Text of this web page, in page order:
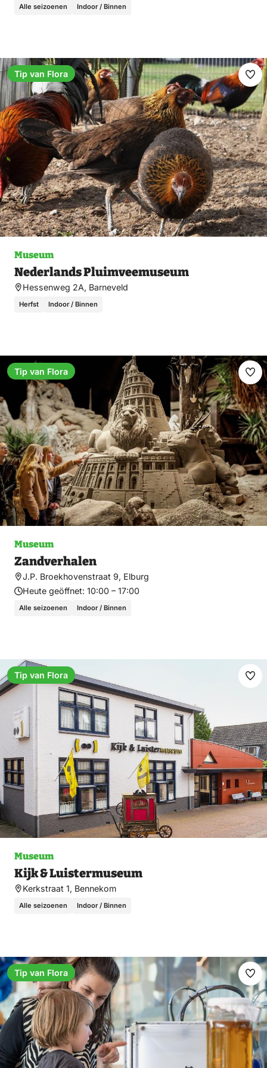
Alle seizoenen Indoor / Binnen
Museum
Nederlands Pluimveemuseum
Hessenweg 2A, Barneveld
Herfst Indoor / Binnen
Tip van Flora
Museum
Zandverhalen
J.P. Broekhovenstraat 9, Elburg
Heute geöffnet: 10:00 – 17:00
Alle seizoenen Indoor / Binnen
Tip van Flora
Museum
Kijk & Luistermuseum
Kerkstraat 1, Bennekom
Alle seizoenen Indoor / Binnen
Tip van Flora
Tip van Flora